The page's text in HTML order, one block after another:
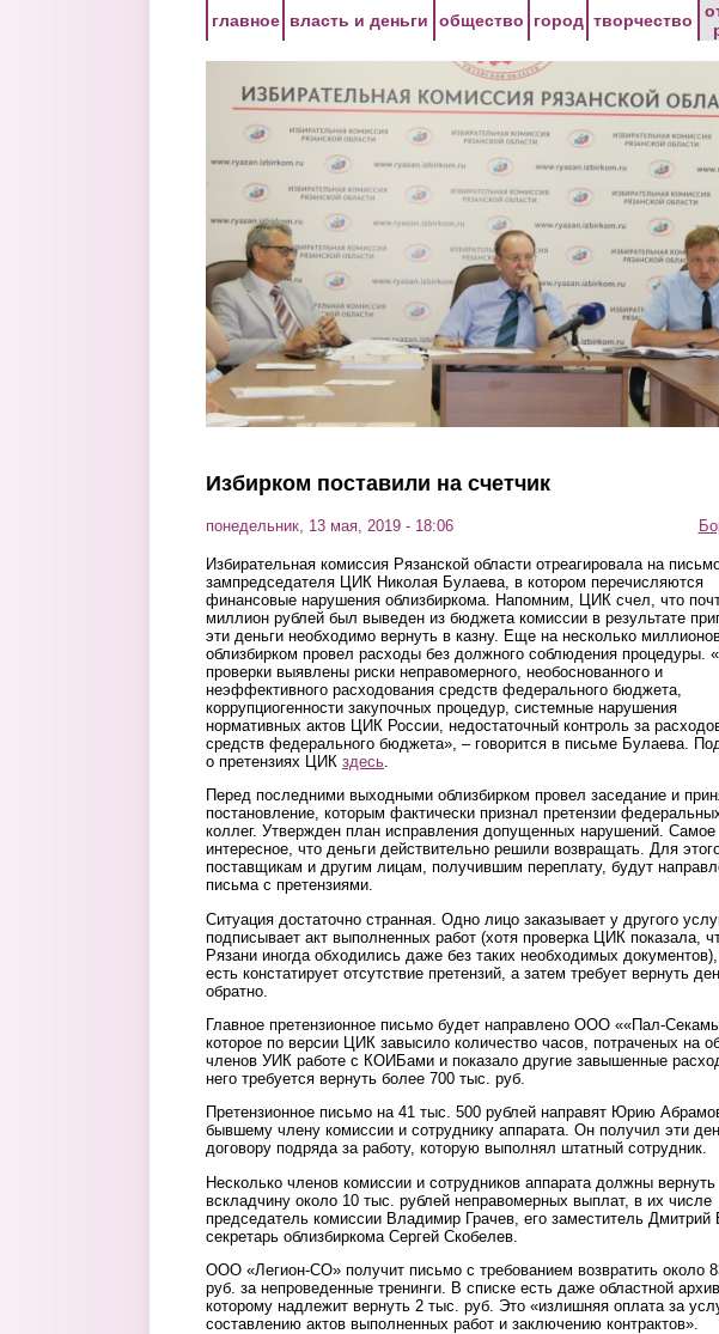
главное власть и деньги общество город творчество
Избирком поставили на счетчик
понедельник, 13 мая, 2019 - 18:06
Избирательная комиссия Рязанской области отреагировала на
зампредседателя ЦИК Николая Булаева, в котором перечисляются
финансовые нарушения облизбиркома. Напомним, ЦИК счел, что
миллион рублей был выведен из бюджета комиссии в результате
эти деньги необходимо вернуть в казну. Еще на несколько
облизбирком провел расходы без должного соблюдения процедуры.
проверки выявлены риски неправомерного, необоснованного и
неэффективного расходования средств федерального бюджета,
коррупциогенности закупочных процедур, системные нарушения
нормативных актов ЦИК России, недостаточный контроль за
средств федерального бюджета», – говорится в письме Булаева.
о претензиях ЦИК здесь.
Перед последними выходными облизбирком провел заседание и
постановление, которым фактически признал претензии
коллег. Утвержден план исправления допущенных нарушений. Самое
интересное, что деньги действительно решили возвращать. Для
поставщикам и другим лицам, получившим переплату, будут
письма с претензиями.
Ситуация достаточно странная. Одно лицо заказывает у другого
подписывает акт выполненных работ (хотя проверка ЦИК показала,
Рязани иногда обходились даже без таких необходимых
есть констатирует отсутствие претензий, а затем требует вернуть
обратно.
Главное претензионное письмо будет направлено ООО ««Пал-
которое по версии ЦИК завысило количество часов, потраченых на
членов УИК работе с КОИБами и показало другие завышенные
него требуется вернуть более 700 тыс. руб.
Претензионное письмо на 41 тыс. 500 рублей направят Юрию
бывшему члену комиссии и сотруднику аппарата. Он получил эти
договору подряда за работу, которую выполнял штатный сотрудник.
Несколько членов комиссии и сотрудников аппарата должны вернуть
вскладчину около 10 тыс. рублей неправомерных выплат, в их числе
председатель комиссии Владимир Грачев, его заместитель Дмитрий
секретарь облизбиркома Сергей Скобелев.
ООО «Легион-СО» получит письмо с требованием возвратить около
руб. за непроведенные тренинги. В списке есть даже областной архив,
которому надлежит вернуть 2 тыс. руб. Это «излишняя оплата за
составлению актов выполненных работ и заключению контрактов».